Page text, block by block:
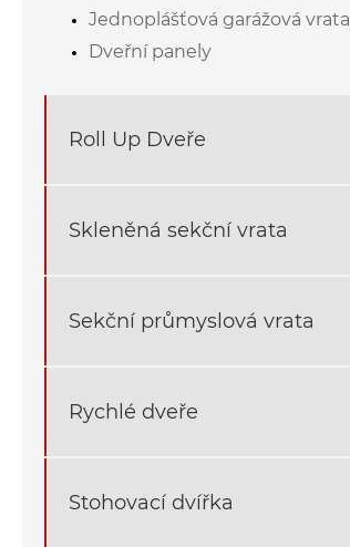
Jednoplášťová garážová vrata
Dveřní panely
Roll Up Dveře
Skleněná sekční vrata
Sekční průmyslová vrata
Rychlé dveře
Stohovací dvířka